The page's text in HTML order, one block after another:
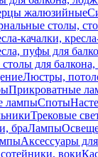
жалюзийные
столы,
качалки,
пуфы для
для
Люстры,
Прикроватные
лампыСпоты
Трековые
браЛампы
Аксессуары
воки